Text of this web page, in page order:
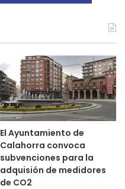
El Ayuntamiento de
Calahorra convoca
subvenciones para la
adquisión de medidores
de CO2